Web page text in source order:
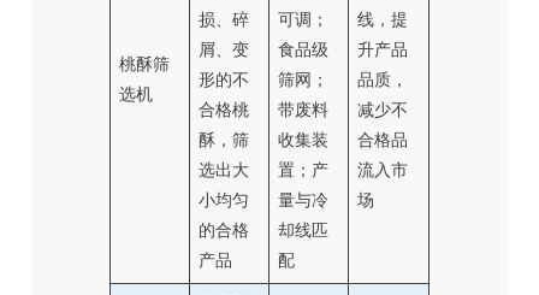
桃酥筛
选机
损、碎
屑、变
形的不
合格桃
酥，筛
选出大
小均匀
的合格
产品
可调；
食品级
筛网；
带废料
收集装
置；产
量与冷
却线匹
配
线，提
升产品
品质，
减少不
合格品
流入市
场